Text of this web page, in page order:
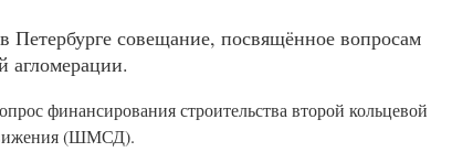
совещание, посвящённое вопросам
агломерации.
финансирования строительства второй кольцевой
(ШМСД).